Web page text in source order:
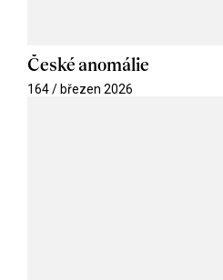
České anomálie
164 / březen 2026